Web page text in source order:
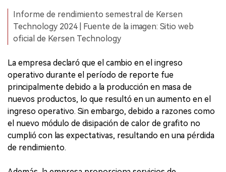
Informe de rendimiento semestral de Kersen
Technology 2024 | Fuente de la imagen: Sitio web
oficial de Kersen Technology
La empresa declaró que el cambio en el ingreso
operativo durante el período de reporte fue
principalmente debido a la producción en masa de
nuevos productos, lo que resultó en un aumento en el
ingreso operativo. Sin embargo, debido a razones como
el nuevo módulo de disipación de calor de grafito no
cumplió con las expectativas, resultando en una pérdida
de rendimiento.